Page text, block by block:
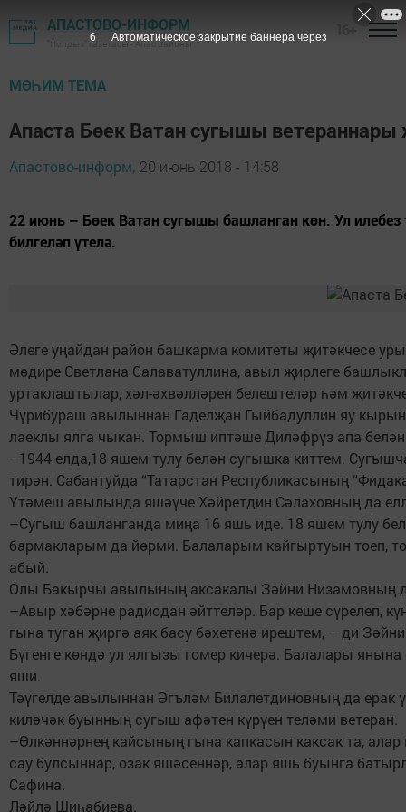
АПАСТОВО-ИНФОРМ
"Йолдыз" газетасы - Апас районы
МӨҺИМ ТЕМА
Апаста Бөек Ватан сугышы ветераннары
Апастово-информ, 20 июнь 2018 - 14:58
22 июнь – Бөек Ватан сугышы башланган көн. Ул
билгеләп үтелә.
Әлеге уңайдан район башкарма комитеты җитәкчесе
мөдире Светлана Салаватуллина, авыл җирлеге
уртаклаштылар, хәл-әхвәлләрен белештеләр һәм
Чүрибураш авылыннан Гаделҗан Гыйбадуллин яу кырын
лаеклы ялга чыкан. Тормыш иптәше Диләфрүз апа
–1944 елда,18 яшем тулу белән сугышка киттем.
тирән. Сабантуйда “Татарстан Республикасының
Үтәмеш авылында яшәүче Хәйретдин Сәлаховның да
–Сугыш башланганда миңа 16 яшь иде. 18 яшем тулу
бармакларым да йөрми. Балаларым кайгыртуын тоеп,
абый.
Олы Бакырчы авылының аксакалы Зәйни Низамовның
–Авыр хәбәрне радиодан әйттеләр. Бар кеше сүрелеп,
гына туган җиргә аяк басу бәхетенә ирештем, – ди
Бүгенге көндә ул ялгызы гомер кичерә. Балалары
яши.
Тәүгелде авылыннан Әгъләм Билалетдиновның да ерак
киләчәк буынның сугыш афәтен күрүен теләми ветеран.
–Өлкәннәрнең кайсының гына капкасын каксак та,
сау булсыннар, озак яшәсеннәр, алар яшь буынга
Сафина.
Ләйлә Шиһабиева.
5 Автоматическое закрытие баннера через